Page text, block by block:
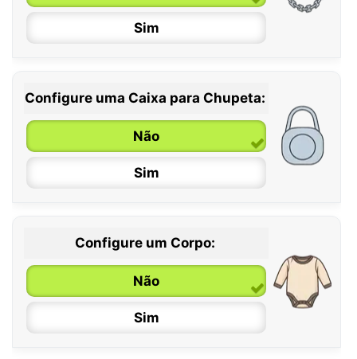
Sim
Configure uma Caixa para Chupeta:
Não
Sim
Configure um Corpo:
Não
Sim